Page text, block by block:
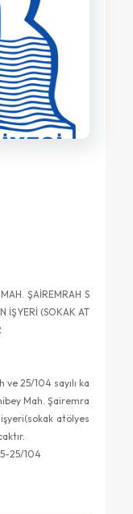
ŞAİREMRAH S
İŞYERİ (SOKAK AT
25/104 sayılı ka
Mah. Şairemra
atölyes
25/104